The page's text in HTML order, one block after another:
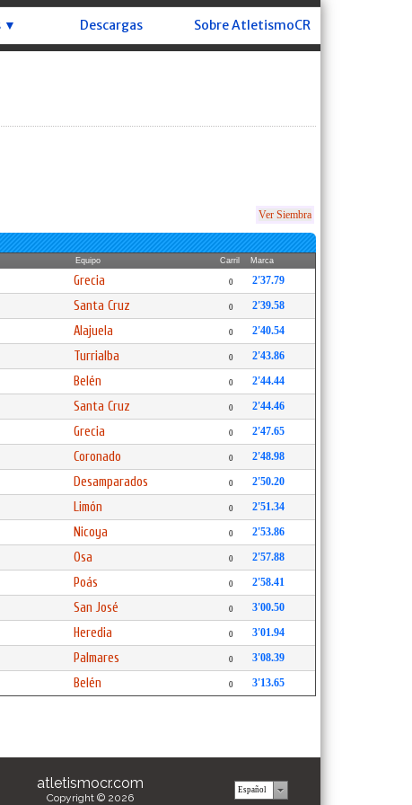
▼ Descargas Sobre AtletismoCR
Ver Siembra
Equipo Carril Marca
Grecia 0 2'37.79
Santa Cruz 0 2'39.58
Alajuela 0 2'40.54
Turrialba 0 2'43.86
Belén 0 2'44.44
Santa Cruz 0 2'44.46
Grecia 0 2'47.65
Coronado 0 2'48.98
Desamparados 0 2'50.20
Limón 0 2'51.34
Nicoya 0 2'53.86
Osa 0 2'57.88
Poás 0 2'58.41
San José 0 3'00.50
Heredia 0 3'01.94
Palmares 0 3'08.39
Belén 0 3'13.65
atletismocr.com
Copyright © 2026